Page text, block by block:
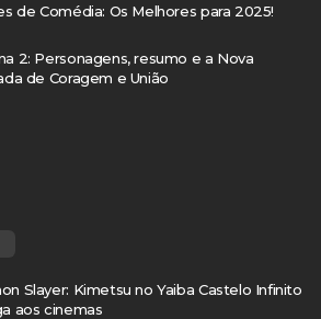
de Comédia: Os Melhores para 2025!
2: Personagens, resumo e a Nova
de Coragem e União
Slayer: Kimetsu no Yaiba Castelo Infinito
aos cinemas